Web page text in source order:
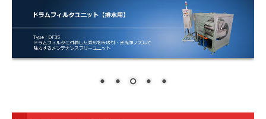
油水分離試験結果
お問合せ